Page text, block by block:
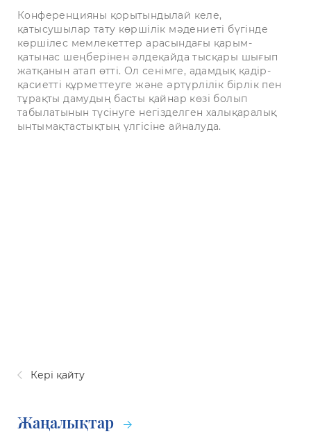
Конференцияны қорытындылай келе,
қатысушылар тату көршілік мәдениеті бүгінде
көршілес мемлекеттер арасындағы қарым-
қатынас шеңберінен әлдеқайда тысқары шығып
жатқанын атап өтті. Ол сенімге, адамдық қадір-
қасиетті құрметтеуге және әртүрлілік бірлік пен
тұрақты дамудың басты қайнар көзі болып
табылатынын түсінуге негізделген халықаралық
ынтымақтастықтың үлгісіне айналуда.
Кері қайту
Жаңалықтар